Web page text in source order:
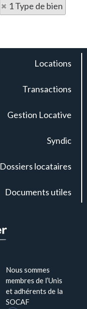
1 Type de bien
Locations
Transactions
Gestion Locative
Syndic
Dossiers locataires
Documents utiles
Nous sommes
membres de l’Unis
et adhérents de la
SOCAF